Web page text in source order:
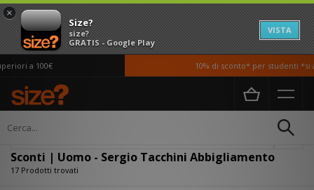
×
Size?
size?
GRATIS - Google Play
VISTA
a 100€ 10% di sconto* per studenti *si
Home Uomo
Sconti | Uomo - Sergio Tacchini Abbigliamento
17 Prodotti trovati